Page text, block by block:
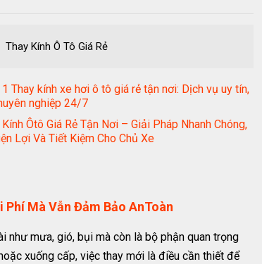
Thay Kính Ô Tô Giá Rẻ
1 Thay kính xe hơi ô tô giá rẻ tận nơi: Dịch vụ uy tín,
nghiệp 24/7
Kính Ôtô Giá Rẻ Tận Nơi – Giải Pháp Nhanh Chóng,
Lợi Và Tiết Kiệm Cho Chủ Xe
Phí Mà Vẫn Đảm Bảo AnToàn
như mưa, gió, bụi mà còn là bộ phận quan trọng
xuống cấp, việc thay mới là điều cần thiết để